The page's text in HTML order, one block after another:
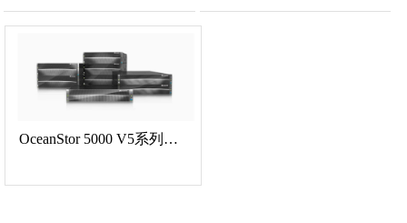
OceanStor 5000 V5系列智能混合闪存存储系统